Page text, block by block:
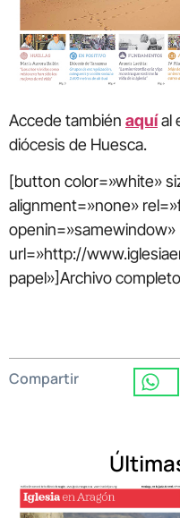
Accede también aquíal
diócesis de Huesca.
[button color=»white»
alignment=»none»
openin=»samewindow»
url=»http://
papel»]Archivo
Compartir